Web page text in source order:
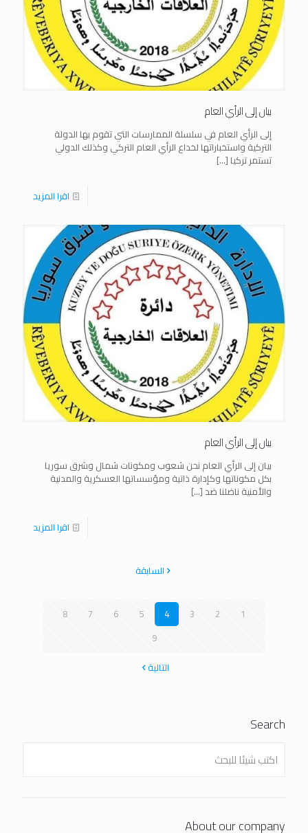
بيان إلى الرأي العام
إلى الرأي العام في سلسلة الممارسات التي تقوم بها الدولة
التركية واستخباراتها لخداع الرأي العام التركي وكذلك الدولي
تستمر تركيا […]
اقرا المزيد
بيان إلى الرأي العام
بيان إلى الرأي العام نحن شعوب ومكونات شمال وشرق سوريا
بكل مكوناتها وكإدارة ذاتية ومؤسساتها العسكرية والمدنية
والأمنية ناضلنا ضد […]
اقرا المزيد
السابقة
1
2
3
4
5
6
7
8
9
التالية
Search
About our company